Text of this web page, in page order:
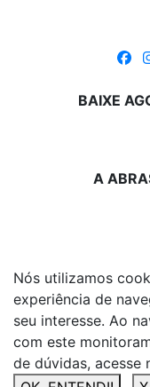
BAIXE
A
Nós utilizamos
experiência de
seu interesse. Ao
com este
de dúvidas, acesse